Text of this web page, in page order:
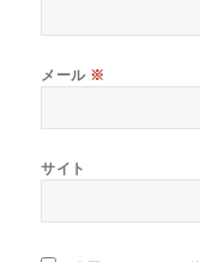
メール ※
サイト